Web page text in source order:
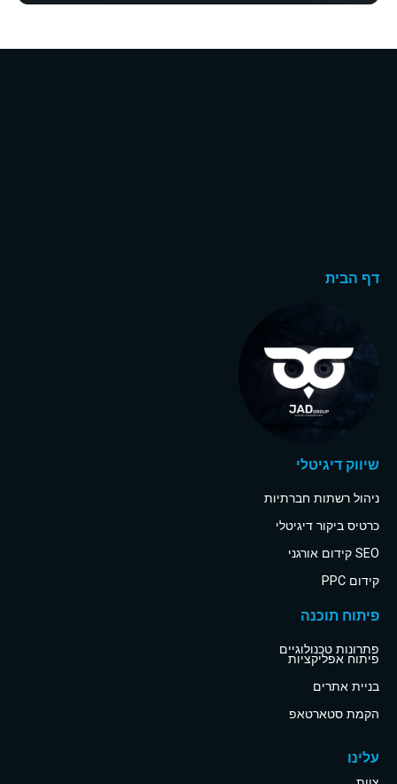
דף הבית
שיווק דיגיטלי
ניהול רשתות חברתיות
כרטיס ביקור דיגיטלי
SEO קידום אורגני
קידום PPC
פיתוח תוכנה
פתרונות טכנולוגיים
פיתוח אפליקציות
בניית אתרים
הקמת סטארטאפ
עלינו